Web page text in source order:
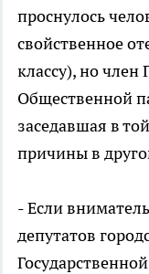
проснулось
свойственное
классу), но член
Общественной
заседавшая в
причины в
- Если
депутатов